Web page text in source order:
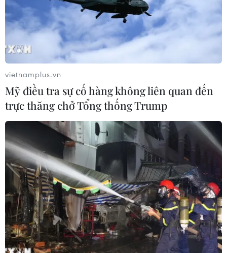
âm tính với virus SARS-CoV-2
16/03/2022 02:33
Với trẻ dưới 2 tuổi: Không bắt buộc phải xét nghiệm
SARS-CoV-2, chưa được tiêm vaccine phòng COVID-19
vietnamplus.vn
Mỹ điều tra sự cố hàng không liên quan đến
trực thăng chở Tổng thống Trump